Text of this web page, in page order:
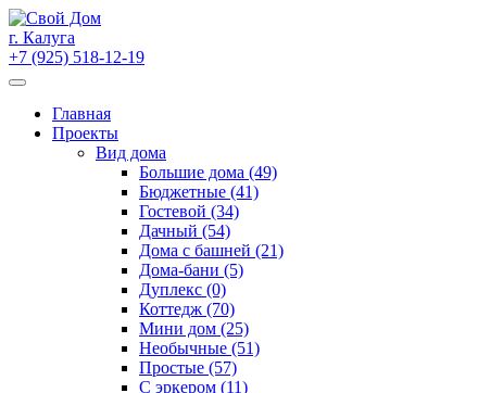
Skip
to
content
г. Калуга
+7 (925) 518-12-19
Главная
Проекты
Вид дома
Большие дома (49)
Бюджетные (41)
Гостевой (34)
Дачный (54)
Дома с башней (21)
Дома-бани (5)
Дуплекс (0)
Коттедж (70)
Мини дом (25)
Необычные (51)
Простые (57)
С эркером (11)